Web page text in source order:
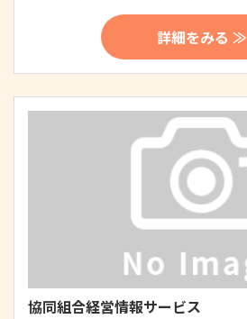
詳細をみる ≫
協同組合経営情報サービス